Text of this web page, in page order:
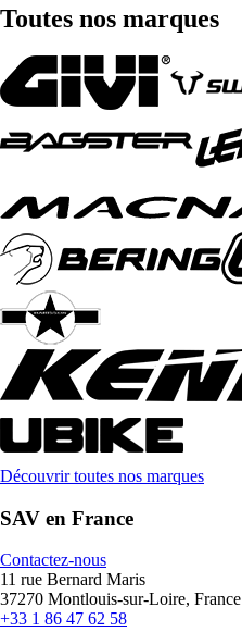
Toutes nos marques
Découvrir toutes nos marques
SAV en France
Contactez-nous
11 rue Bernard Maris
37270 Montlouis-sur-Loire, France
+33 1 86 47 62 58